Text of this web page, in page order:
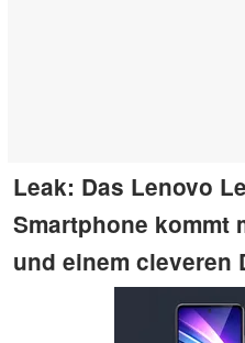
Leak: Das Lenovo
Smartphone kommt
und einem cleveren